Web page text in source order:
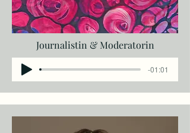
Journalistin & Moderatorin
-01:01